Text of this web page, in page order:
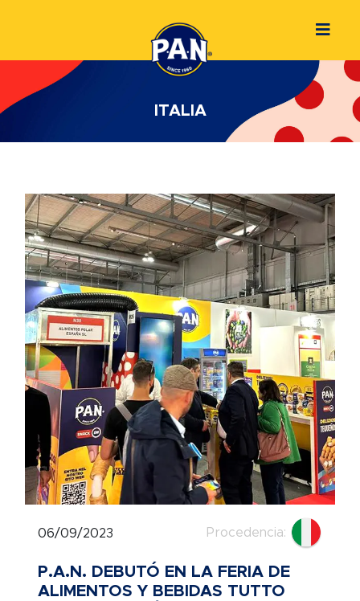
ITALIA
06/09/2023 Procedencia:
P.A.N. DEBUTÓ EN LA FERIA DE
ALIMENTOS Y BEBIDAS TUTTO